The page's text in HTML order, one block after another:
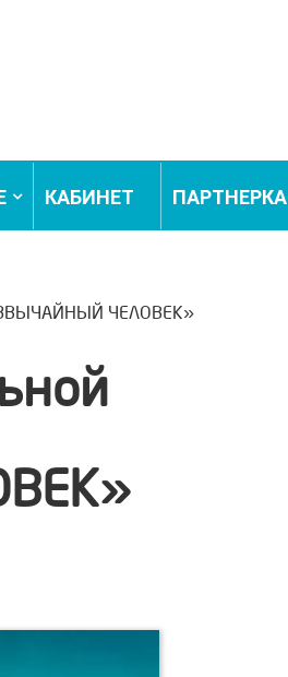
КАБИНЕТ ПАРТНЕРКА
ЧЕЛОВЕК»